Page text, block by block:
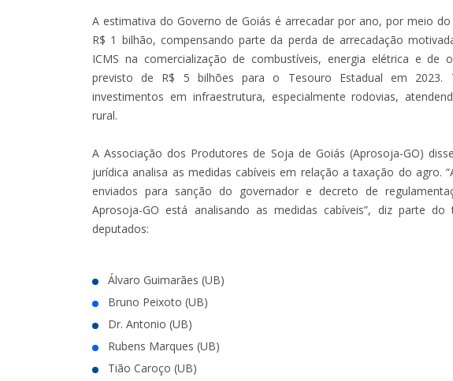
A estimativa do Governo de Goiás é arrecadar por ano, por meio
R$ 1 bilhão, compensando parte da perda de arrecadação
ICMS na comercialização de combustíveis, energia elétrica e de
previsto de R$ 5 bilhões para o Tesouro Estadual em 2023.
investimentos em infraestrutura, especialmente rodovias,
rural.
A Associação dos Produtores de Soja de Goiás (Aprosoja-GO)
jurídica analisa as medidas cabíveis em relação a taxação do agro.
enviados para sanção do governador e decreto de
Aprosoja-GO está analisando as medidas cabíveis”, diz parte
deputados:
Álvaro Guimarães (UB)
Bruno Peixoto (UB)
Dr. Antonio (UB)
Rubens Marques (UB)
Tião Caroço (UB)